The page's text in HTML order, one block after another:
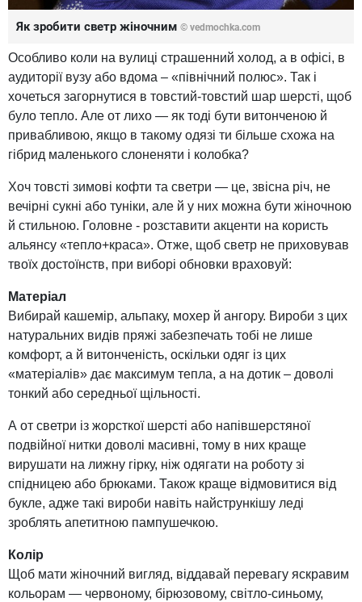
Як зробити светр жіночним © vedmochka.com
Особливо коли на вулиці страшенний холод, а в офісі, в
аудиторії вузу або вдома – «північний полюс». Так і
хочеться загорнутися в товстий-товстий шар шерсті, щоб
було тепло. Але от лихо — як тоді бути витонченою й
привабливою, якщо в такому одязі ти більше схожа на
гібрид маленького слоненяти і колобка?
Хоч товсті зимові кофти та светри — це, звісна річ, не
вечірні сукні або туніки, але й у них можна бути жіночною
й стильною. Головне - розставити акценти на користь
альянсу «тепло+краса». Отже, щоб светр не приховував
твоїх достоїнств, при виборі обновки враховуй:
Матеріал
Вибирай кашемір, альпаку, мохер й ангору. Вироби з цих
натуральних видів пряжі забезпечать тобі не лише
комфорт, а й витонченість, оскільки одяг із цих
«матеріалів» дає максимум тепла, а на дотик – доволі
тонкий або середньої щільності.
А от светри із жорсткої шерсті або напівшерстяної
подвійної нитки доволі масивні, тому в них краще
вирушати на лижну гірку, ніж одягати на роботу зі
спідницею або брюками. Також краще відмовитися від
букле, адже такі вироби навіть найстрункішу леді
зроблять апетитною пампушечкою.
Колір
Щоб мати жіночний вигляд, віддавай перевагу яскравим
кольорам — червоному, бірюзовому, світло-синьому,